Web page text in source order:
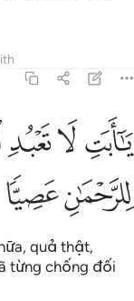
يا ابت لا تعبد
يَـٰٓأَبَتِ لَا تَعْبُدِ
ﱿﲀﲁ
ﲇﲈ
quả thật,
từng chống đối